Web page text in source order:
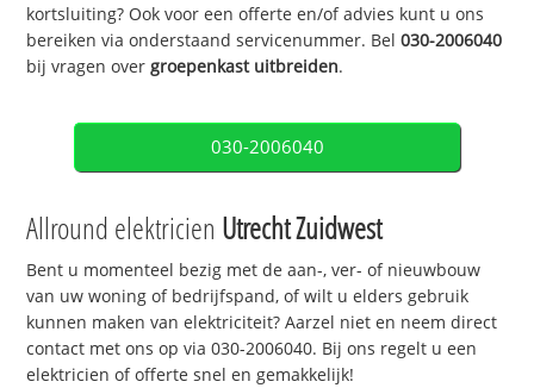
kortsluiting? Ook voor een offerte en/of advies kunt u ons
bereiken via onderstaand servicenummer. Bel030-2006040
bij vragen over groepenkast uitbreiden.
030-2006040
Allround elektricien Utrecht Zuidwest
Bent u momenteel bezig met de aan-, ver- of nieuwbouw
van uw woning of bedrijfspand, of wilt u elders gebruik
kunnen maken van elektriciteit? Aarzel niet en neem direct
contact met ons op via 030-2006040. Bij ons regelt u een
elektricien of offerte snel en gemakkelijk!